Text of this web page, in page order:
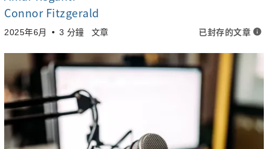
Connor Fitzgerald
2025年6月 3 分鐘 文章 已封存的文章 info